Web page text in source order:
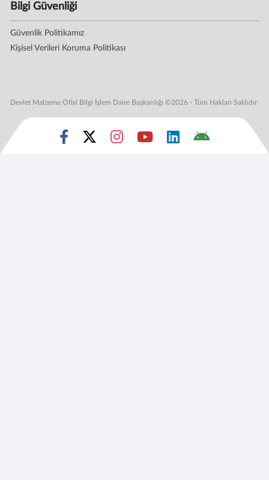
Bilgi Güvenliği
Güvenlik Politikamız
Kişisel Verileri Koruma Politikası
Devlet Malzeme Ofisi Bilgi İşlem Daire Başkanlığı ©2026 - Tüm Hakları Saklıdır